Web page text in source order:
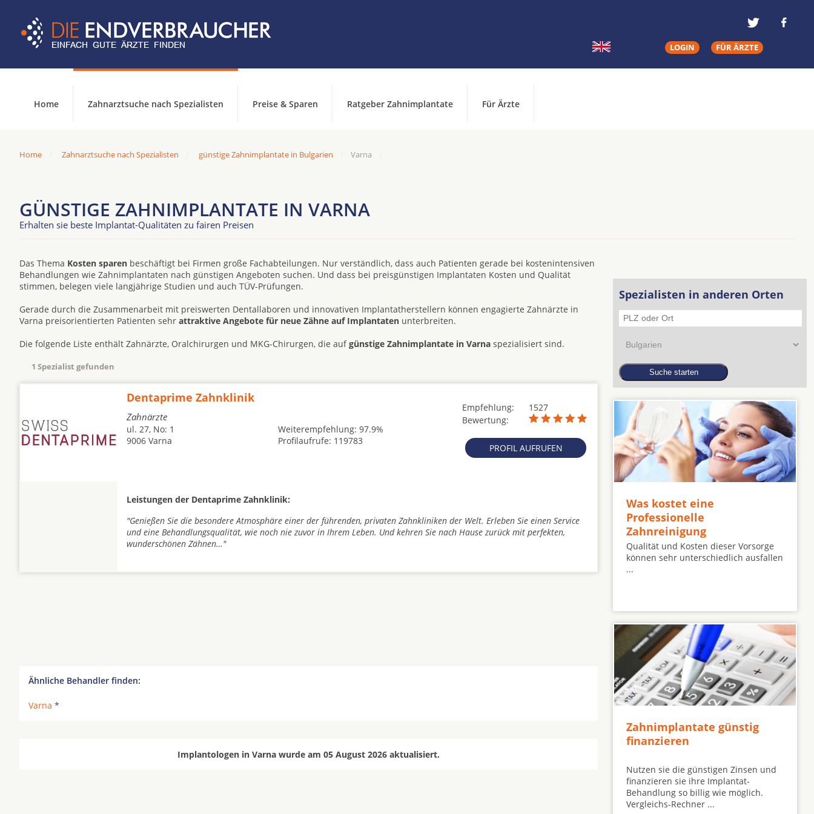
LOGIN FÜR ÄRZTE
Home Zahnarztsuche nach Spezialisten Preise & Sparen Ratgeber Zahnimplantate Für Ärzte
Home Zahnarztsuche nach Spezialisten günstige Zahnimplantate in Bulgarien Varna
GÜNSTIGE ZAHNIMPLANTATE IN VARNA
Erhalten sie beste Implantat-Qualitäten zu fairen Preisen
Das Thema Kosten sparen beschäftigt bei Firmen große Fachabteilungen. Nur verständlich, dass auch Patienten gerade bei kostenintensiven
Behandlungen wie Zahnimplantaten nach günstigen Angeboten suchen. Und dass bei preisgünstigen Implantaten Kosten und Qualität
stimmen, belegen viele langjährige Studien und auch TÜV-Prüfungen.
Gerade durch die Zusammenarbeit mit preiswerten Dentallaboren und innovativen Implantatherstellern können engagierte Zahnärzte in
Varna preisorientierten Patienten sehr attraktive Angebote für neue Zähne auf Implantaten unterbreiten.
Die folgende Liste enthält Zahnärzte, Oralchirurgen und MKG-Chirurgen, die aufgünstige Zahnimplantate in Varna spezialisiert sind.
1 Spezialist gefunden
Dentaprime Zahnklinik
Zahnärzte
Empfehlung:
1527
Bewertung:
PROFIL AUFRUFEN
ul. 27, No: 1
9006 Varna
Weiterempfehlung: 97.9%
Profilaufrufe: 119783
Leistungen der Dentaprime Zahnklinik:
"Genießen Sie die besondere Atmosphäre einer der führenden, privaten Zahnkliniken der Welt. Erleben Sie einen Service
und eine Behandlungsqualität, wie noch nie zuvor in Ihrem Leben. Und kehren Sie nach Hause zurück mit perfekten,
wunderschönen Zähnen…"
Ähnliche Behandler finden:
Varna *
Implantologen in Varna wurde am 05 August 2026 aktualisiert.
Spezialisten in anderen Orten
Was kostet eine
Professionelle
Zahnreinigung
Qualität und Kosten dieser Vorsorge
können sehr unterschiedlich ausfallen
...
Zahnimplantate günstig
finanzieren
Nutzen sie die günstigen Zinsen und
finanzieren sie ihre Implantat-
Behandlung so billig wie möglich.
Vergleichs-Rechner ...